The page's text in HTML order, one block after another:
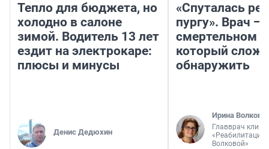
Тепло для бюджета, но
холодно в салоне
зимой. Водитель 13 лет
ездит на электрокаре:
плюсы и минусы
Денис Дедюхин
«Спуталась
пургу». Врач —
смертельном
который
обнаружить
Ирина Волкова
Главврач
«Реабилитация
Волковой»